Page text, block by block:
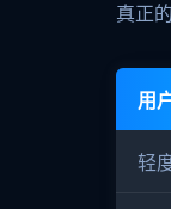
真正
用
轻